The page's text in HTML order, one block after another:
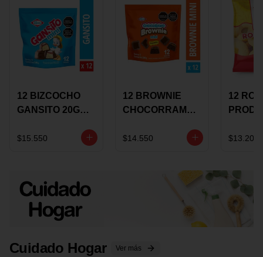
12 BIZCOCHO
GANSITO 20G
MERMELADA
$15.550
12 BROWNIE
CHOCORRAMO
X 20 GRS
$14.550
12
X 15
$13.200
Cuidado Hogar Ver más